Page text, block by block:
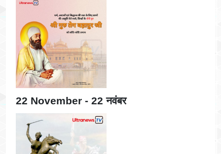
22 November - 22 नवंबर